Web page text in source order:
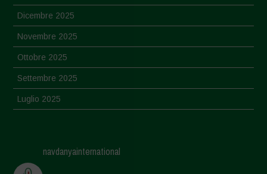
Dicembre 2025
Novembre 2025
Ottobre 2025
Settembre 2025
Luglio 2025
Aprile 2025
navdanyainternational